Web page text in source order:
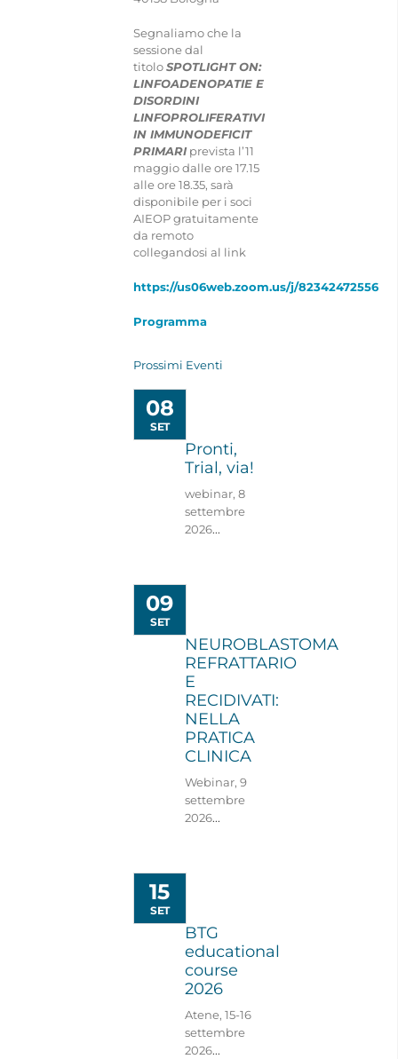
Segnaliamo che la
sessione dal
titoloSPOTLIGHT ON:
LINFOADENOPATIE E
DISORDINI
LINFOPROLIFERATIVI
IN IMMUNODEFICIT
PRIMARIprevista l’11
maggio dalle ore 17.15
alle ore 18.35, sarà
disponibile per i soci
AIEOP gratuitamente
da remoto
collegandosi al link
https://us06web.zoom.us/j/82342472556
Programma
Prossimi Eventi
08
SET
Pronti,
Trial, via!
webinar, 8
settembre
2026...
09
SET
NEUROBLASTOMA
REFRATTARIO
E
RECIDIVATI:
NELLA
PRATICA
CLINICA
Webinar, 9
settembre
2026...
15
SET
BTG
educational
course
2026
Atene, 15-16
settembre
2026...